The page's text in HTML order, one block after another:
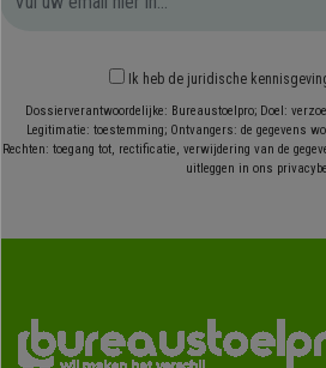
Ik heb de juridische
Dossierverantwoordelijke: Bureaustoelpro; Doel:
Legitimatie: toestemming; Ontvangers: de gegevens
Rechten: toegang tot, rectificatie, verwijdering van de
uitleggen in ons